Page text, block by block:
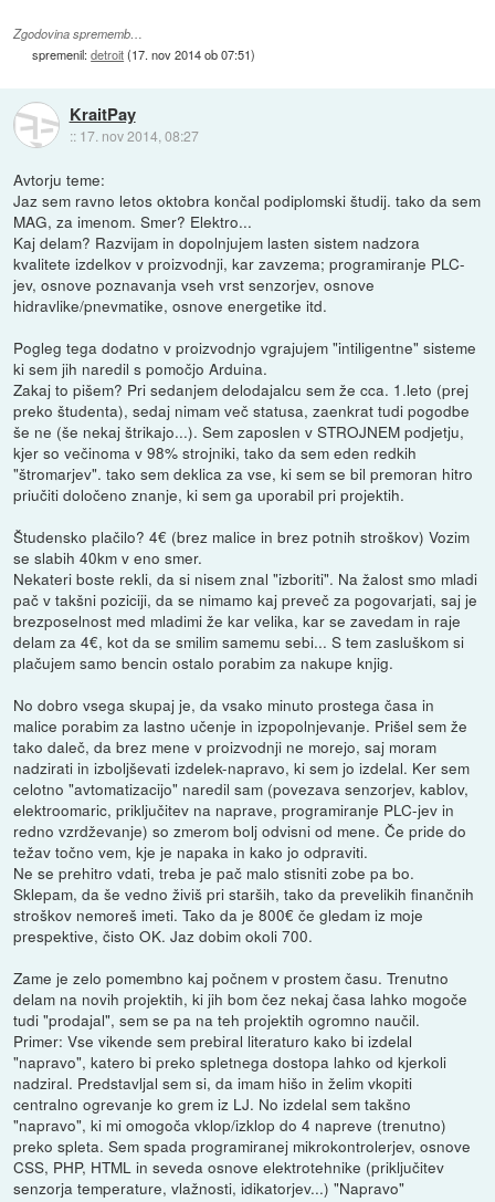
Zgodovina sprememb…
spremenil:detroit(17. nov 2014 ob 07:51)
KraitPay
:: 17. nov 2014, 08:27
Avtorju teme:
Jaz sem ravno letos oktobra končal podiplomski študij. tako da sem
MAG, za imenom. Smer? Elektro...
Kaj delam? Razvijam in dopolnjujem lasten sistem nadzora
kvalitete izdelkov v proizvodnji, kar zavzema; programiranje PLC-
jev, osnove poznavanja vseh vrst senzorjev, osnove
hidravlike/pnevmatike, osnove energetike itd.
Pogleg tega dodatno v proizvodnjo vgrajujem "intiligentne" sisteme
ki sem jih naredil s pomočjo Arduina.
Zakaj to pišem? Pri sedanjem delodajalcu sem že cca. 1.leto (prej
preko študenta), sedaj nimam več statusa, zaenkrat tudi pogodbe
še ne (še nekaj štrikajo...). Sem zaposlen v STROJNEM podjetju,
kjer so večinoma v 98% strojniki, tako da sem eden redkih
"štromarjev". tako sem deklica za vse, ki sem se bil premoran hitro
priučiti določeno znanje, ki sem ga uporabil pri projektih.
Študensko plačilo? 4€ (brez malice in brez potnih stroškov) Vozim
se slabih 40km v eno smer.
Nekateri boste rekli, da si nisem znal "izboriti". Na žalost smo mladi
pač v takšni poziciji, da se nimamo kaj preveč za pogovarjati, saj je
brezposelnost med mladimi že kar velika, kar se zavedam in raje
delam za 4€, kot da se smilim samemu sebi... S tem zasluškom si
plačujem samo bencin ostalo porabim za nakupe knjig.
No dobro vsega skupaj je, da vsako minuto prostega časa in
malice porabim za lastno učenje in izpopolnjevanje. Prišel sem že
tako daleč, da brez mene v proizvodnji ne morejo, saj moram
nadzirati in izboljševati izdelek-napravo, ki sem jo izdelal. Ker sem
celotno "avtomatizacijo" naredil sam (povezava senzorjev, kablov,
elektroomaric, priključitev na naprave, programiranje PLC-jev in
redno vzrdževanje) so zmerom bolj odvisni od mene. Če pride do
težav točno vem, kje je napaka in kako jo odpraviti.
Ne se prehitro vdati, treba je pač malo stisniti zobe pa bo.
Sklepam, da še vedno živiš pri starših, tako da prevelikih finančnih
stroškov nemoreš imeti. Tako da je 800€ če gledam iz moje
prespektive, čisto OK. Jaz dobim okoli 700.
Zame je zelo pomembno kaj počnem v prostem času. Trenutno
delam na novih projektih, ki jih bom čez nekaj časa lahko mogoče
tudi "prodajal", sem se pa na teh projektih ogromno naučil.
Primer: Vse vikende sem prebiral literaturo kako bi izdelal
"napravo", katero bi preko spletnega dostopa lahko od kjerkoli
nadziral. Predstavljal sem si, da imam hišo in želim vkopiti
centralno ogrevanje ko grem iz LJ. No izdelal sem takšno
"napravo", ki mi omogoča vklop/izklop do 4 napreve (trenutno)
preko spleta. Sem spada programiranej mikrokontrolerjev, osnove
CSS, PHP, HTML in seveda osnove elektrotehnike (priključitev
senzorja temperature, vlažnosti, idikatorjev...) "Napravo"